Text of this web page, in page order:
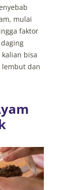
mulai
faktor
kalian bisa
lembut dan